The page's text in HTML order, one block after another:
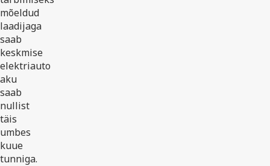
mõeldud
laadijaga
saab
keskmise
elektriauto
aku
saab
nullist
täis
umbes
kuue
tunniga.